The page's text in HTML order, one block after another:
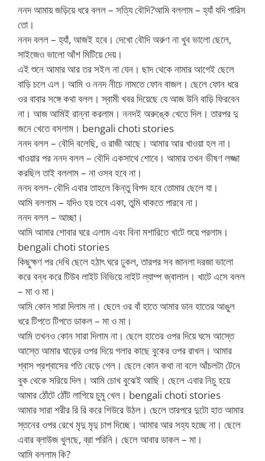
ননদ আমায় জড়িয়ে ধরে বলল – সত্যি বৌদি?আমি বললাম – হ্যাঁ যদি পারিস
তো।
ননদ বলল – হ্যাঁ, আজই হবে। দেখো বৌদি অরুণ না খুব ভালো ছেলে,
সাইজেও ভালো আঁশ মিটিয়ে দেয়।
এই শুনে আমার আর তর সইল না যেন। ছাদ থেকে নামার আগেই ছেলে
বাড়ি চলে এল। আমি ও ননদ নীচে নামতে ফোন বাজল। ছেলে ফোন ধরে
ওর বাবার সঙ্গে কথা বলল। স্বামী খবর দিয়েছে যে আজ উনি বাড়ি ফিরবেন
না। আজ আমিই রান্না করলাম। ননদই অরুঙ্কে খেতে দিল। তারপর দু
জনে খেতে বসলাম। bengali choti stories
ননদ বলল – বৌদি বলেছি, ও রাজী আছে। আমার আর খাওয়া হল না।
খাওয়ার পর ননদ বলল – বৌদি একসাথে শোবে। আমার তখন ভীষণ লজ্জা
করছিল তাই বললাম – না ওসব হবে না।
ননদ বলল- বৌদি এবার তাহলে কিন্তু বিপদ হবে তোমার ছেলে যা।
আমি বললাম – যদিও হয় তবে একা, তুমি থাকতে পারবে না।
ননদ বলল – আচ্ছা।
আমি আমার শোবার ঘরে এলাম এবং বিনা মশারিতে খাটে শুয়ে পরলাম।
bengali choti stories
কিছুক্ষণ পর দেখি ছেলে হঠাৎ ঘরে ঢুকল, তারপর সব জানলা দরজা ভালো
করে বন্ধ করে টিউব লাইট নিভিয়ে নাইট ল্যাম্প জ্বালাল। খাটে এসে বলল
– মা ও মা।
আমি কোন সারা দিলাম না। ছেলে ওর বাঁ হাতে আমার ডান হাতের আঙুল
ধরে টিপতে টিপতে ডাকল – মা ও মা।
আমি তখনও কোন সারা দিলাম না। ছেলে হাতের ওপর দিয়ে ঘসে আস্তে
আস্তে আমার ঘাড়ের ওপর দিয়ে গলার কাছে বুকের ওপর রাখল। আমার
শ্বাস প্রশ্বাসের গতি বেড়ে গেল। ছেলে কোন কথা না বলে আঁচলটা টেনে
বুক থেকে সরিয়ে দিল। আমি চোখ বুঝেই আছি। ছেলে এবার নিচু হয়ে
আমার ঠোঁটে ঠোঁট লাগিয়ে চুমু খেল। bengali choti stories
আমার সারা শরীর রি রি করে শিউরে উঠল। ছেলে তারপরে দুটো হাত আমার
স্তনের ওপর রেখে মৃদু মৃদু চাপ দিচ্ছে। আমার আর সহ্য হচ্ছে না। ছেলে
এবার ব্লাউজ খুলছে, ব্রা পরিনি। ছেলে আবার ডাকল – মা।
আমি বললাম কি?